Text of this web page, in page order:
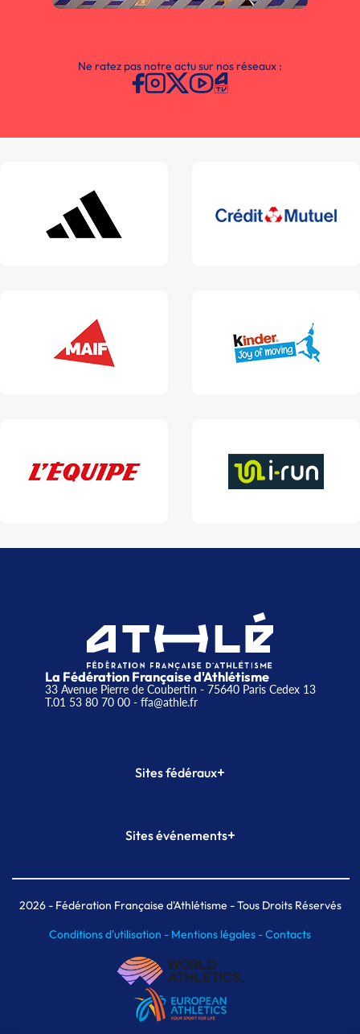
Ne ratez pas notre actu sur nos réseaux :
La Fédération Française d'Athlétisme
33 Avenue Pierre de Coubertin - 75640 Paris Cedex 13
T.01 53 80 70 00- ffa@athle.fr
Sites fédéraux+
Plateforme Formation
Sites événements+
Meeting de Paris indoor
MAIF Ekiden de Paris
2026- Fédération Française d'Athlétisme - Tous Droits Réservés
Conditions d'utilisation - Mentions légales -Contacts